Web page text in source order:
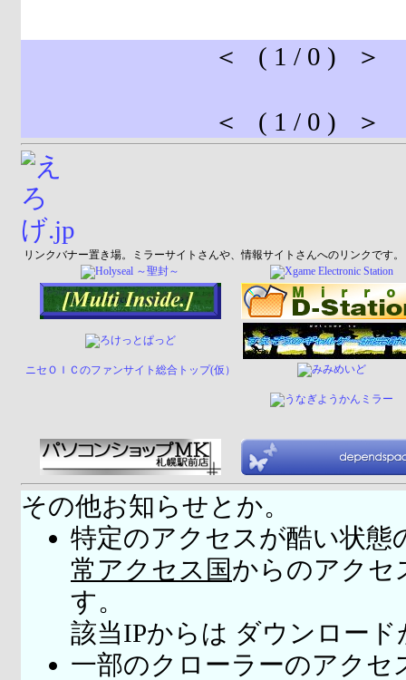
＜ ( 1 / 0 ) ＞
＜ ( 1 / 0 ) ＞
リンクバナー置き場。ミラーサイトさんや、情報サイトさんへのリンクです。
ニセＯＩＣのファンサイト総合トップ(仮）
その他お知らせとか。
特定のアクセスが酷い状態
常アクセス国からのアクセ
す。
該当IPからは ダウンロー
一部のクローラーのアクセ